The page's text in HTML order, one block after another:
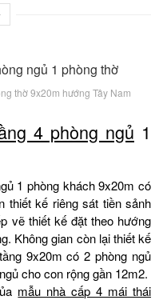
thờ 9x20m hướng Tây Nam
4 phòng ngủ 1
1 phòng khách 9x20m có
thiết kế riêng sát tiền sảnh
vẽ thiết kế đặt theo hướng
Không gian còn lại thiết kế
9x20m có 2 phòng ngủ
cho con rộng gần 12m2.
mẫu nhà cấp 4 mái thái